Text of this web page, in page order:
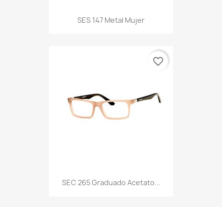
SES 147 Metal Mujer
SEC 265 Graduado Acetato...
favorite_border